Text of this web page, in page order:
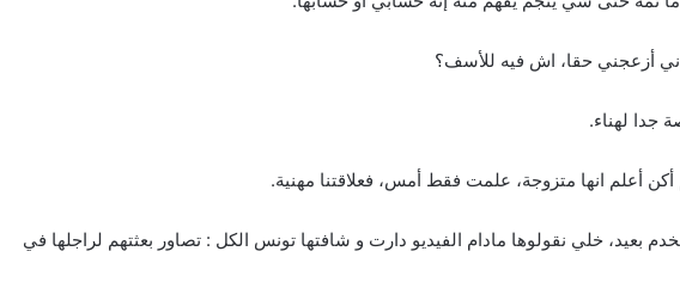
أزعجني حقا، اش فيه للأسف؟
جدا لهناء.
أعلم انها متزوجة، علمت فقط أمس، فعلاقتنا مهنية.
بعيد، خلي نقولوها مادام الفيديو دارت و شافتها تونس الكل : تصاور بعثتهم لراجلها في